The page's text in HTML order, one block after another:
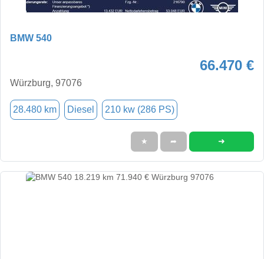
BMW 540
66.470 €
Würzburg, 97076
28.480 km Diesel 210 kw (286 PS)
★ ➦ ➜